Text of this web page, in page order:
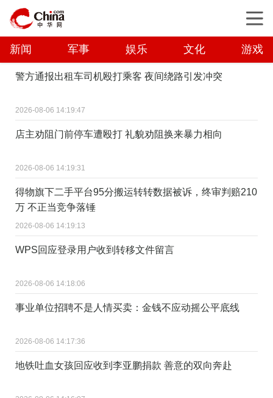
新闻 军事 娱乐 文化 游戏
警方通报出租车司机殴打乘客 夜间绕路引发冲突
2026-08-06 14:19:47
店主劝阻门前停车遭殴打 礼貌劝阻换来暴力相向
2026-08-06 14:19:31
得物旗下二手平台95分搬运转转数据被诉，终审判赔210
万 不正当竞争落锤
2026-08-06 14:19:13
WPS回应登录用户收到转移文件留言
2026-08-06 14:18:06
事业单位招聘不是人情买卖：金钱不应动摇公平底线
2026-08-06 14:17:36
地铁吐血女孩回应收到李亚鹏捐款 善意的双向奔赴